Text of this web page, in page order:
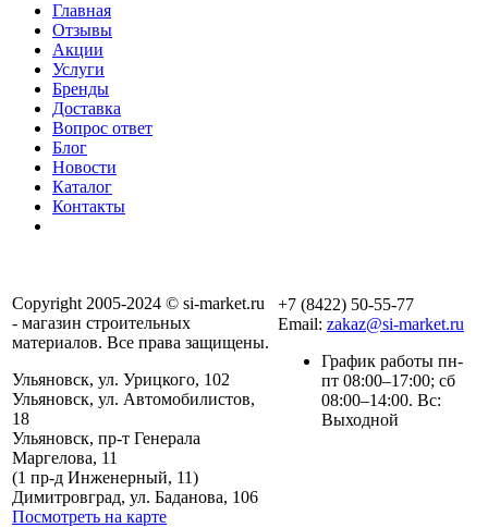
Главная
Отзывы
Акции
Услуги
Бренды
Доставка
Вопрос ответ
Блог
Новости
Каталог
Контакты
Copyright 2005-2024 © si-market.ru
- магазин строительных
материалов. Все права защищены.
Ульяновск, ул. Урицкого, 102
Ульяновск, ул. Автомобилистов,
18
Ульяновск, пр-т Генерала
Маргелова, 11
(1 пр-д Инженерный, 11)
Димитровград, ул. Баданова, 106
Посмотреть на карте
+7 (8422) 50-55-77
Email: zakaz@si-market.ru
График работы пн-
пт 08:00–17:00; сб
08:00–14:00. Вс:
Выходной